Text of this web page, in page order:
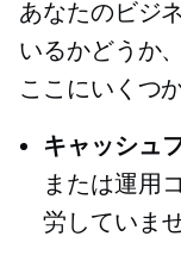
あなたのビジ
いるかどうか
ここにいくつ
キャッシュ
または運用
労していま